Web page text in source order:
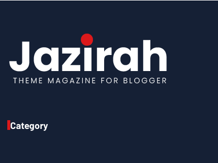
Category